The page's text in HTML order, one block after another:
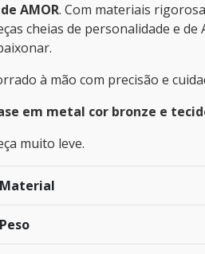
AMOR. Com materiais
cheias de personalidade e
à mão com precisão e
em metal cor bronze e
muito leve.
Material
Peso